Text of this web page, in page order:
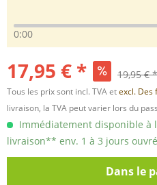
0:00
17,95 € * 19,95 € *
Tous les prix sont incl. TVA etexcl. Des
livraison, la TVA peut varier lors du
Immédiatement disponible à
livraison** env. 1 à 3 jours
Dans le